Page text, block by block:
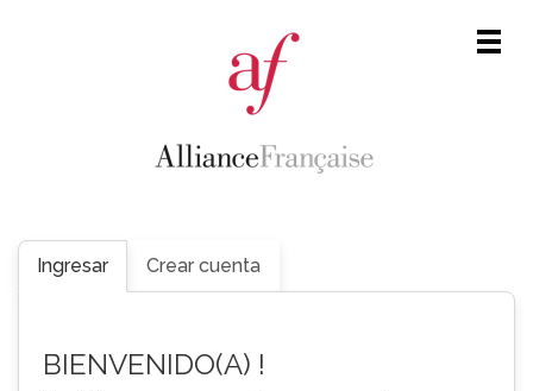
Ingresar Crear cuenta
BIENVENIDO(A) !